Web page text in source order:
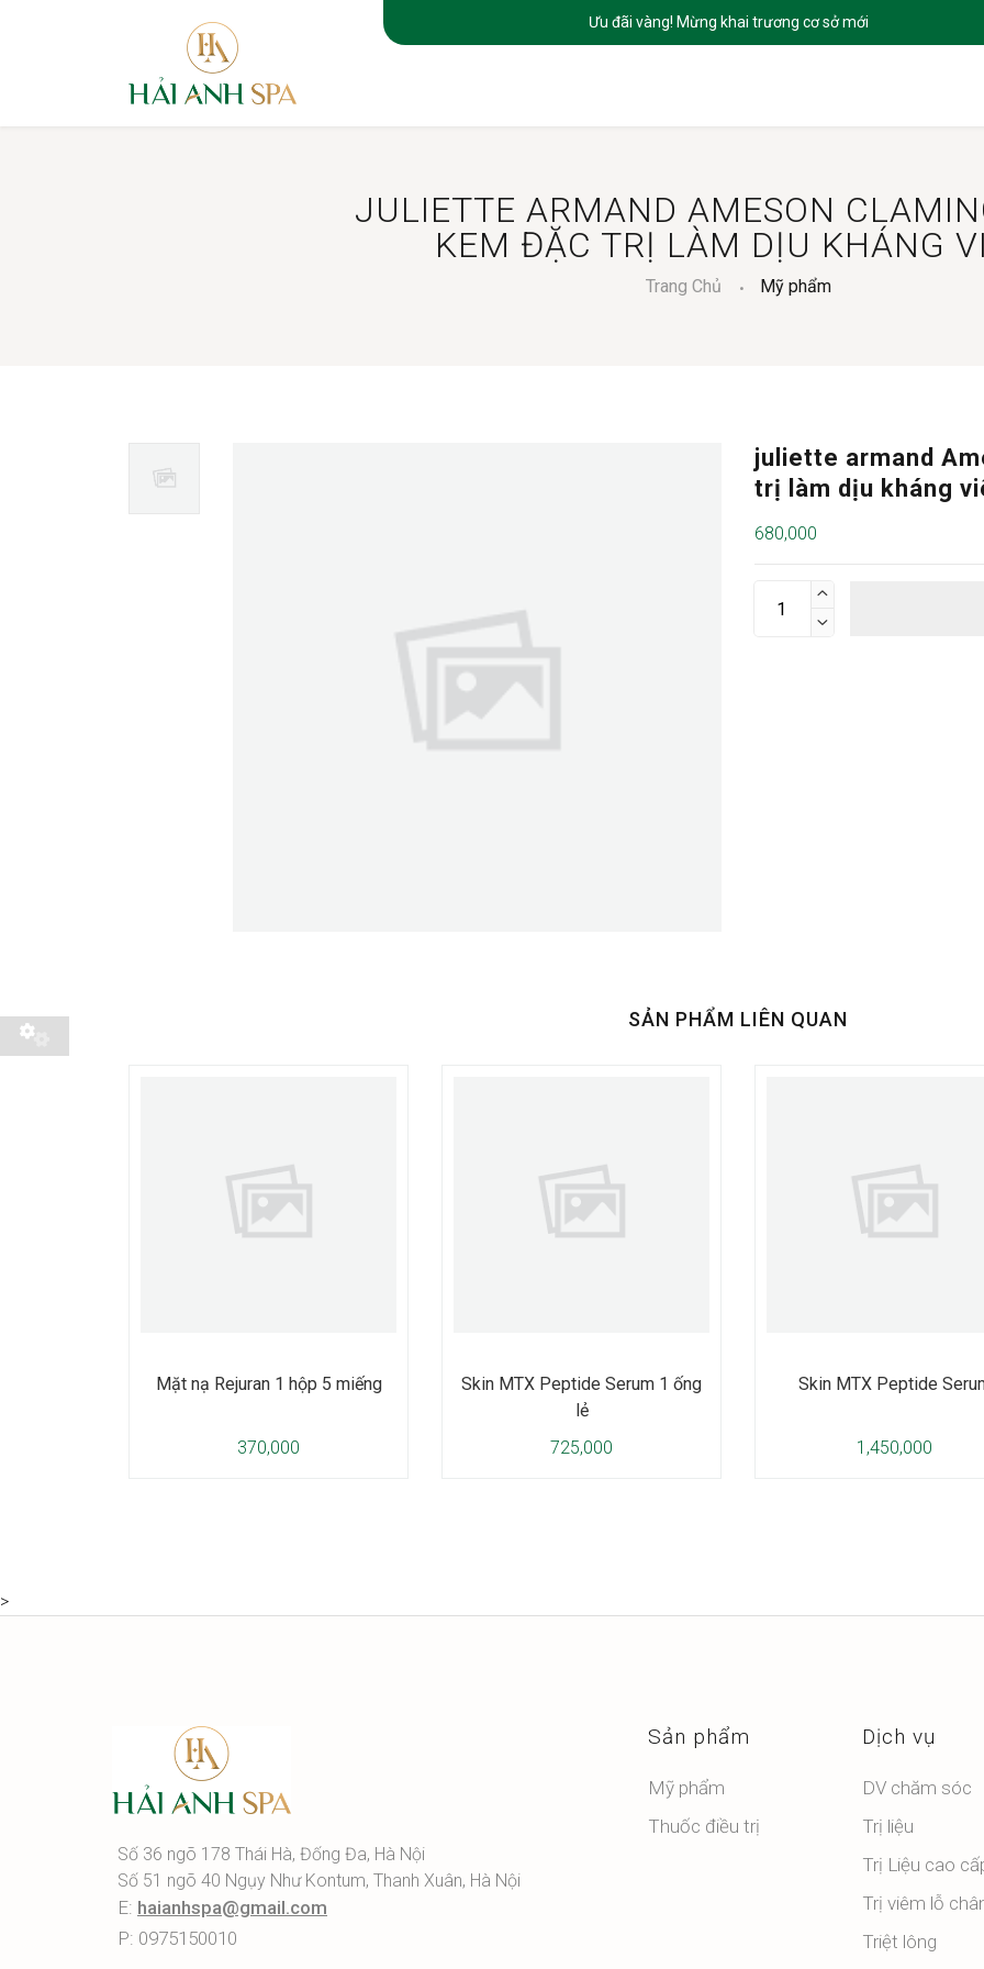
JULIETTE ARMAND AMESON
KEM ĐẶC TRỊ LÀM DỊU KHÁNG
Trang Chủ Mỹ phẩm
juliette armand
trị làm dịu kháng
680,000


SẢN PHẨM LIÊN QUAN
Mặt nạ Rejuran 1 hộp 5 miếng
370,000
Skin MTX Peptide Serum 1 ống
lẻ
725,000
Skin MTX Peptide
1,450,000
>
Số 36 ngõ 178 Thái Hà, Đống Đa, Hà Nội
Số 51 ngõ 40 Ngụy Như Kontum, Thanh Xuân, Hà Nội
E: haianhspa@gmail.com
P: 0975150010
Sản phẩm
Mỹ phẩm
Thuốc điều trị
Dịch vụ
DV chăm sóc
Trị liệu
Trị Liệu cao
Trị viêm lỗ
Triệt lông